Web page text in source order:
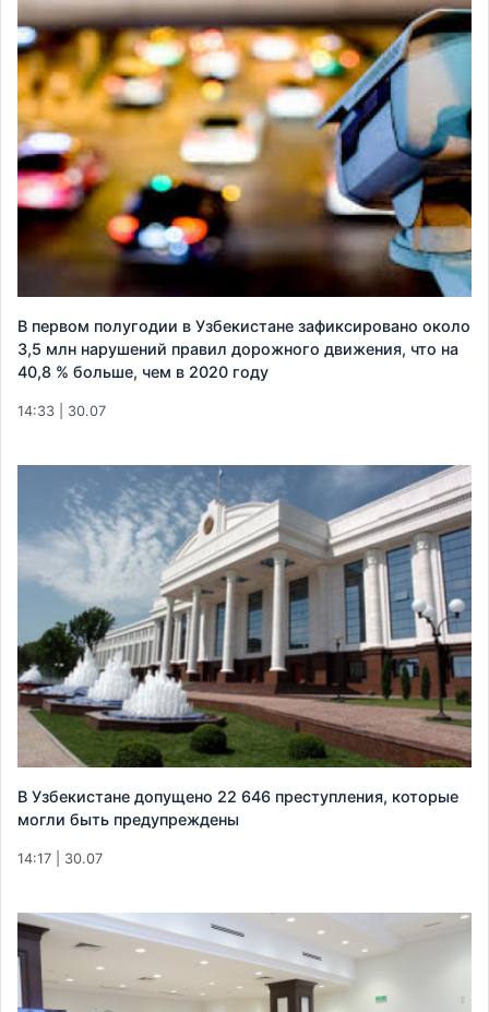
В первом полугодии в Узбекистане зафиксировано около
3,5 млн нарушений правил дорожного движения, что на
40,8 % больше, чем в 2020 году
14:33 | 30.07
В Узбекистане допущено 22 646 преступления, которые
могли быть предупреждены
14:17 | 30.07